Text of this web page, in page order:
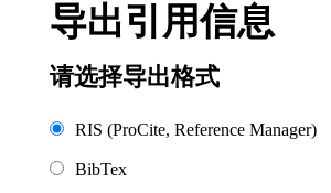
导出引用信息
请选择导出格式
RIS (ProCite, Reference Manager)
BibTex